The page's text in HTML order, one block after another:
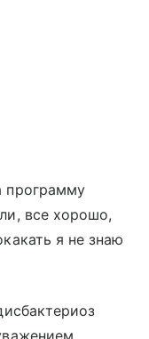
программу
все хорошо,
я не знаю